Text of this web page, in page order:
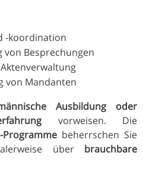
-koordination
Besprechungen
von Mandanten
Ausbildung oder
vorweisen. Die
Programme beherrschen Sie
über brauchbare